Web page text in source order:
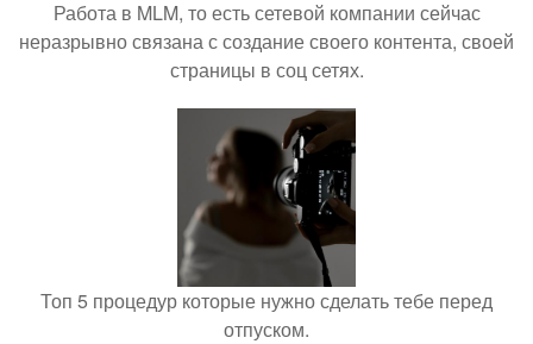
Работа в MLM, то есть сетевой компании сейчас
неразрывно связана с создание своего контента, своей
страницы в соц сетях.
Топ 5 процедур которые нужно сделать тебе перед
отпуском.